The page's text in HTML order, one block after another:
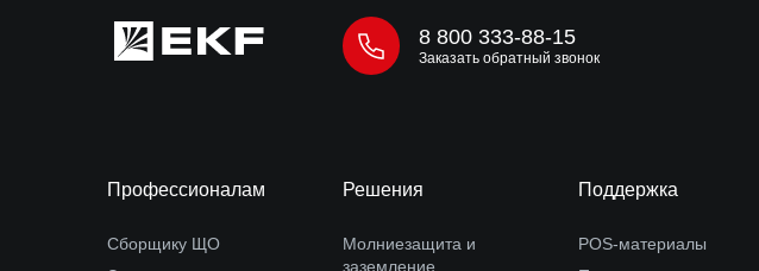
8 800 333-88-15
Заказать обратный звонок
Профессионалам
Сборщику ЩО
Решения
Молниезащита и
заземление
Поддержка
POS-материалы